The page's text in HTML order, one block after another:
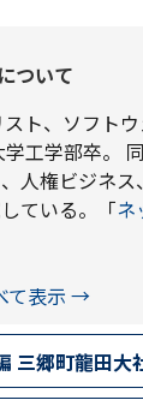
ついて
ト、ソフト
学工学部卒。
人権ビジネ
ている。「ネ
て表示 →
三郷町龍田大